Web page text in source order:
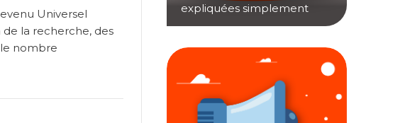
Universel
de la recherche, des
nombre
expliquées simplement